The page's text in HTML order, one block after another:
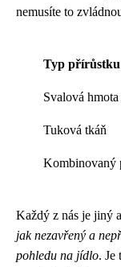
nemusíte to
Typ přírůstku
Svalová hmota
Tuková tkáň
Kombinovaný
Každý z nás je jiný
jak nezavřený a
pohledu na jídlo. Je